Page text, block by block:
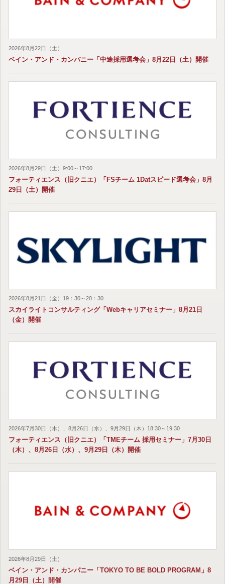
2026年8月22日（土）
ベイン・アンド・カンパニー「中途採用選考会」8月22日（土）開催
2026年8月29日（土）9:00～17:00
フォーティエンス（旧クニエ）「FSチーム 1Datスピード選考会」8月
29日（土）開催
2026年8月21日（金）19：30～20：30
スカイライトコンサルティング「Webキャリアセミナー」8月21日
（金）開催
2026年7月30日（木）、8月26日（水）、9月29日（木）18:30～19:30
フォーティエンス（旧クニエ）「TMEチーム 採用セミナー」7月30日
（木）、8月26日（水）、9月29日（木）開催
2026年8月29日（土）
ベイン・アンド・カンパニー「TOKYO TO BE BOLD PROGRAM」8
月29日（土）開催